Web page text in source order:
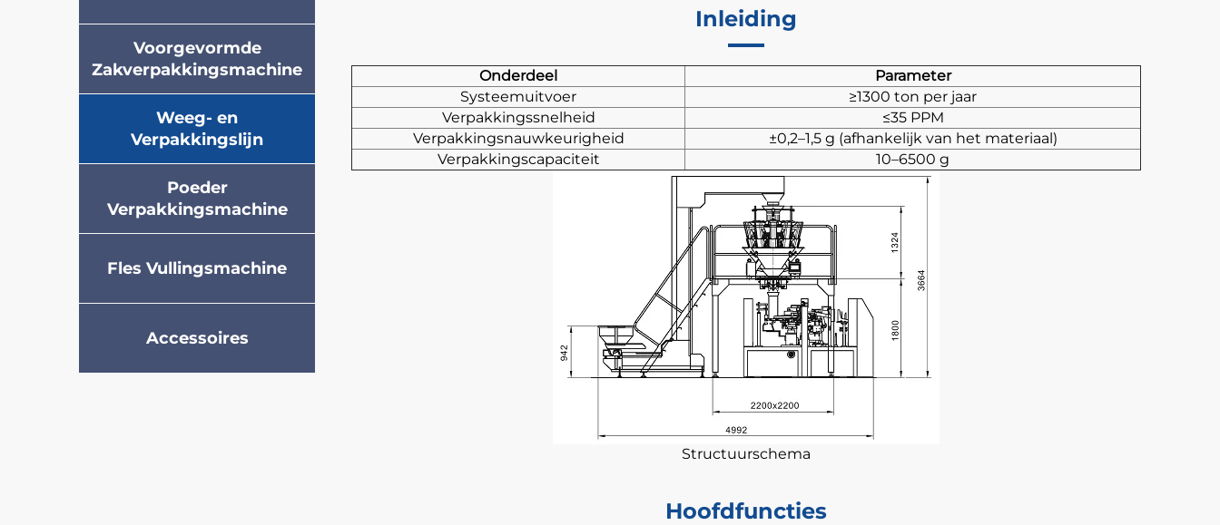
Voorgevormde
Zakverpakkingsmachine
Weeg- en
Verpakkingslijn
Poeder
Verpakkingsmachine
Fles Vullingsmachine
Accessoires
Inleiding
Onderdeel
Parameter
Systeemuitvoer
≥1300 ton per jaar
Verpakkingssnelheid
≤35 PPM
Verpakkingsnauwkeurigheid
±0,2–1,5 g (afhankelijk van het materiaal)
Verpakkingscapaciteit
10–6500 g
Structuurschema
Hoofdfuncties